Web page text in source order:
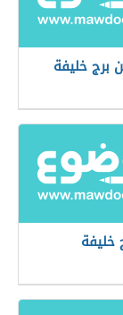
برج خليفة
خليفة